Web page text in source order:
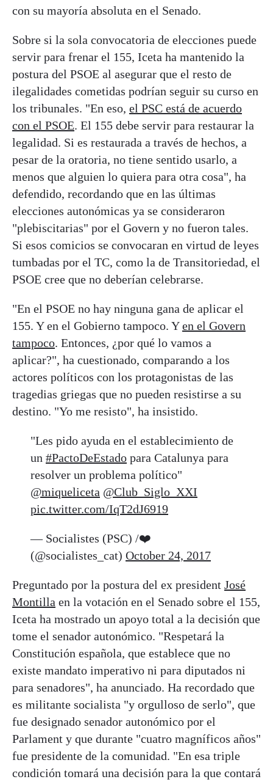
con su mayoría absoluta en el Senado.
Sobre si la sola convocatoria de elecciones puede
servir para frenar el 155, Iceta ha mantenido la
postura del PSOE al asegurar que el resto de
ilegalidades cometidas podrían seguir su curso en
los tribunales. "En eso, el PSC está de acuerdo
con el PSOE. El 155 debe servir para restaurar la
legalidad. Si es restaurada a través de hechos, a
pesar de la oratoria, no tiene sentido usarlo, a
menos que alguien lo quiera para otra cosa", ha
defendido, recordando que en las últimas
elecciones autonómicas ya se consideraron
"plebiscitarias" por el Govern y no fueron tales.
Si esos comicios se convocaran en virtud de leyes
tumbadas por el TC, como la de Transitoriedad, el
PSOE cree que no deberían celebrarse.
"En el PSOE no hay ninguna gana de aplicar el
155. Y en el Gobierno tampoco. Yen el Govern
tampoco. Entonces, ¿por qué lo vamos a
aplicar?", ha cuestionado, comparando a los
actores políticos con los protagonistas de las
tragedias griegas que no pueden resistirse a su
destino. "Yo me resisto", ha insistido.
"Les pido ayuda en el establecimiento de
un #PactoDeEstado para Catalunya para
resolver un problema político"
@miqueliceta @Club_Siglo_XXI
pic.twitter.com/IqT2dJ6919
— Socialistes (PSC) /❤️
(@socialistes_cat) October 24, 2017
Preguntado por la postura del ex president José
Montilla en la votación en el Senado sobre el 155,
Iceta ha mostrado un apoyo total a la decisión que
tome el senador autonómico. "Respetará la
Constitución española, que establece que no
existe mandato imperativo ni para diputados ni
para senadores", ha anunciado. Ha recordado que
es militante socialista "y orgulloso de serlo", que
fue designado senador autonómico por el
Parlament y que durante "cuatro magníficos años"
fue presidente de la comunidad. "En esa triple
condición tomará una decisión para la que contará